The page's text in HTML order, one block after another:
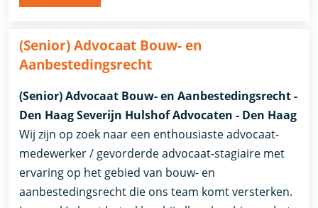
(Senior) Advocaat Bouw- en
Aanbestedingsrecht
(Senior) Advocaat Bouw- en Aanbestedingsrecht -
Den Haag Severijn Hulshof Advocaten - Den Haag
Wij zijn op zoek naar een enthousiaste advocaat-
medewerker / gevorderde advocaat-stagiaire met
ervaring op het gebied van bouw- en
aanbestedingsrecht die ons team komt versterken.